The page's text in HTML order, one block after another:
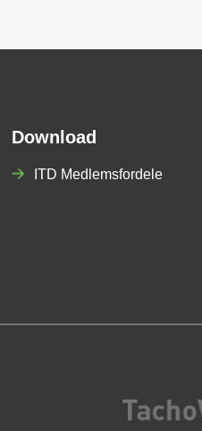
Download
ITD Medlemsfordele